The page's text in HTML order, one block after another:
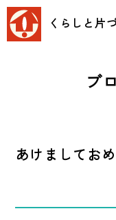
くらしと片
ブ
あけましてお